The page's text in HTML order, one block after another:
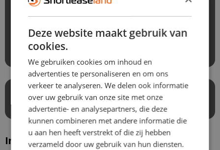
24/7 vervangend vervoer bij pechhulp in binnen-
Afschrijving
Ongevallen inzittendenverzekering
Wat zijn de voordelen bij
Shortleaseland?
In dit whitepaper
Deze website maakt gebruik van
cookies.
We gebruiken cookies om inhoud en
advertenties te personaliseren en om ons
verkeer te analyseren. We delen ook informatie
over uw gebruik van onze site met onze
advertentie- en analysepartners, die deze
kunnen combineren met andere informatie die
u aan hen heeft verstrekt of die zij hebben
verzameld door uw gebruik van hun diensten.